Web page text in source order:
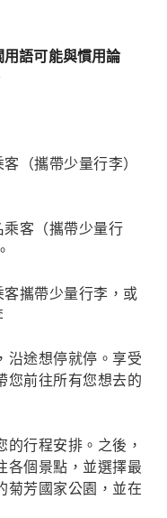
語可能與慣用論
（攜帶少量行李）
客（攜帶少量行
攜帶少量行李，或
沿途想停就停。享受
您前往所有您想去的
行程安排。之後，
各個景點，並選擇最
菊芳國家公園，並在